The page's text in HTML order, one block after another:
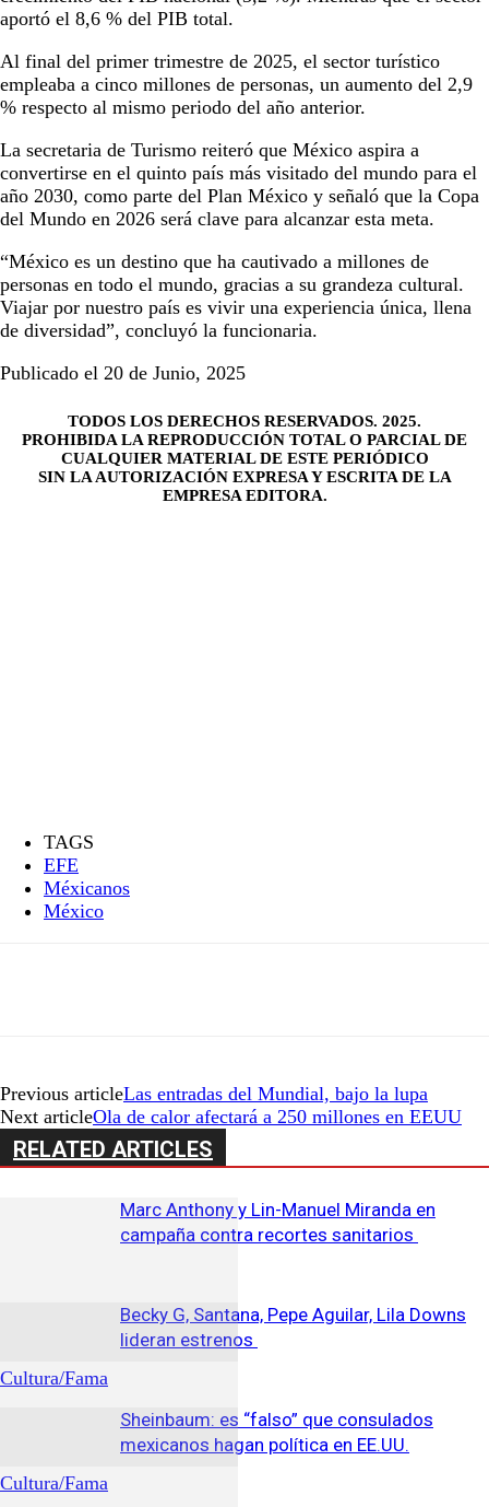
aportó el 8,6 % del PIB total.
Al final del primer trimestre de 2025, el sector turístico
empleaba a cinco millones de personas, un aumento del 2,9
% respecto al mismo periodo del año anterior.
La secretaria de Turismo reiteró que México aspira a
convertirse en el quinto país más visitado del mundo para el
año 2030, como parte del Plan México y señaló que la Copa
del Mundo en 2026 será clave para alcanzar esta meta.
“México es un destino que ha cautivado a millones de
personas en todo el mundo, gracias a su grandeza cultural.
Viajar por nuestro país es vivir una experiencia única, llena
de diversidad”, concluyó la funcionaria.
Publicado el 20 de Junio, 2025
TODOS LOS DERECHOS RESERVADOS. 2025.
PROHIBIDA LA REPRODUCCIÓN TOTAL O PARCIAL DE
CUALQUIER MATERIAL DE ESTE PERIÓDICO
SIN LA AUTORIZACIÓN EXPRESA Y ESCRITA DE LA
EMPRESA EDITORA.
TAGS
EFE
Méxicanos
México
Previous articleLas entradas del Mundial, bajo la lupa
Next articleOla de calor afectará a 250 millones en EEUU
RELATED ARTICLES
Cultura/Fama
Marc Anthony y Lin-Manuel Miranda en
campaña contra recortes sanitarios
Cultura/Fama
Becky G, Santana, Pepe Aguilar, Lila Downs
lideran estrenos
Sheinbaum: es “falso” que consulados
mexicanos hagan política en EE.UU.